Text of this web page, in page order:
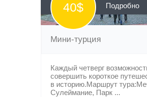
40$ Подробно
Мини-турция
Каждый четверг
совершить короткое
в историю.Маршрут
Сулеймание, Парк ...